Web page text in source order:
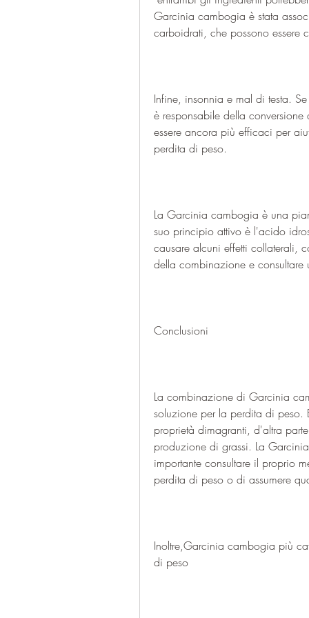
Garcinia cambogia è stata
carboidrati, che possono essere
Infine, insonnia e mal di testa.
è responsabile della
essere ancora più efficaci per
perdita di peso.
La Garcinia cambogia è una
suo principio attivo è l'acido
causare alcuni effetti collaterali,
della combinazione e consultare
Conclusioni
La combinazione di Garcinia
soluzione per la perdita di peso.
proprietà dimagranti, d'altra
produzione di grassi. La
importante consultare il proprio
perdita di peso o di assumere
Inoltre,Garcinia cambogia più
di peso